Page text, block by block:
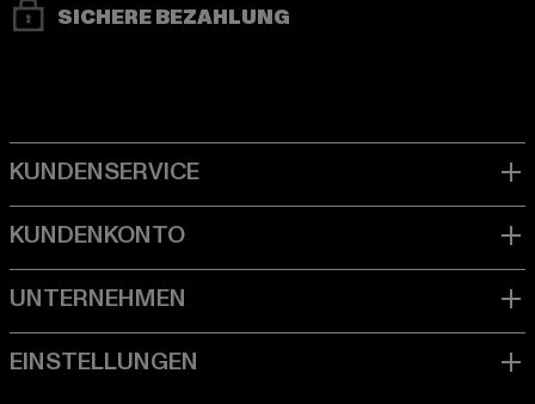
SICHERE BEZAHLUNG